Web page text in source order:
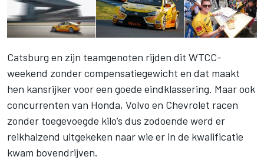
Catsburg en zijn teamgenoten rijden dit WTCC-
weekend zonder compensatiegewicht en dat maakt
hen kansrijker voor een goede eindklassering. Maar ook
concurrenten van Honda, Volvo en Chevrolet racen
zonder toegevoegde kilo’s dus zodoende werd er
reikhalzend uitgekeken naar wie er in de kwalificatie
kwam bovendrijven.